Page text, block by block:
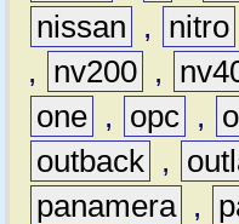
nissan
, nitro
,
nv200 ,
one , opc ,
outback ,
panamera ,